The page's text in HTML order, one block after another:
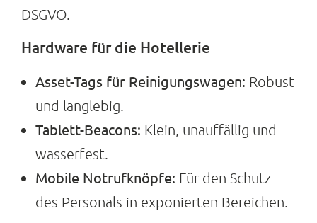
DSGVO.
Hardware für die Hotellerie
Asset-Tags für Reinigungswagen: Robust
und langlebig.
Tablett-Beacons: Klein, unauffällig und
wasserfest.
Mobile Notrufknöpfe: Für den Schutz
des Personals in exponierten Bereichen.